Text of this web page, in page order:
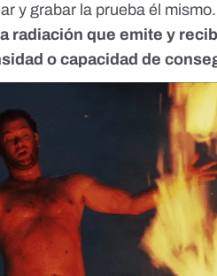
y grabar la prueba él
radiación que emite y
o capacidad de